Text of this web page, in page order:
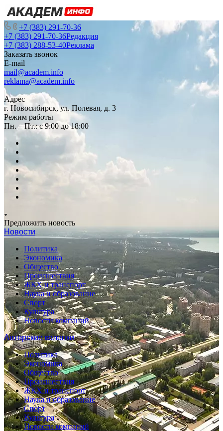
+7 (383) 291-70-36
+7 (383) 291-70-36Редакция
+7 (383) 288-53-40Реклама
Заказать звонок
E-mail
mail@academ.info
reklama@academ.info
Адрес
г. Новосибирск, ул. Полевая, д. 3
Режим работы
Пн. – Пт.: с 9:00 до 18:00
Предложить новость
Новости
Политика
Экономика
Общество
Происшествия
ЖКХ и транспорт
Наука и образование
Спорт
Культура
Новости компаний
Авторские колонки
Политика
Экономика
Общество
Происшествия
ЖКХ и транспорт
Наука и образование
Спорт
Культура
Новости компаний